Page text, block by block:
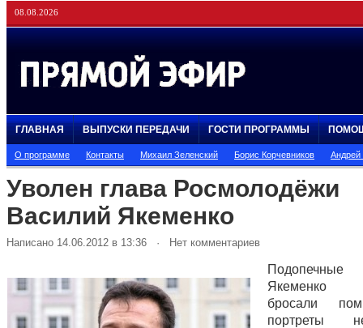
08.08.2026
ГЛАВНАЯ ВЫПУСКИ ПЕРЕДАЧИ ГОСТИ ПРОГРАММЫ
О программе Контакты Михаил Зеленский Борис Корчевников
Уволен глава Росмолодёжи
Василий Якеменко
Написано 14.06.2012 в 13:36 · Нет комментариев
Якеменко
бросали
портреты